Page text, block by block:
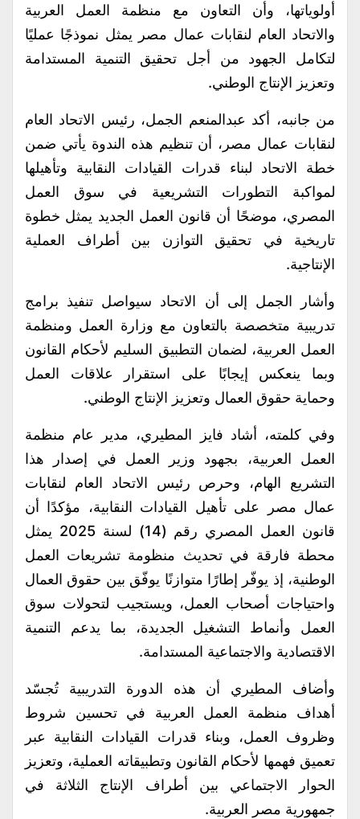
أولوياتها، وأن التعاون مع منظمة العمل العربية
والاتحاد العام لنقابات عمال مصر يمثل نموذجًا عمليًا
لتكامل الجهود من أجل تحقيق التنمية المستدامة
وتعزيز الإنتاج الوطني.
من جانبه، أكد عبدالمنعم الجمل، رئيس الاتحاد العام
لنقابات عمال مصر، أن تنظيم هذه الندوة يأتي ضمن
خطة الاتحاد لبناء قدرات القيادات النقابية وتأهيلها
لمواكبة التطورات التشريعية في سوق العمل
المصري، موضحًا أن قانون العمل الجديد يمثل خطوة
تاريخية في تحقيق التوازن بين أطراف العملية
الإنتاجية.
وأشار الجمل إلى أن الاتحاد سيواصل تنفيذ برامج
تدريبية متخصصة بالتعاون مع وزارة العمل ومنظمة
العمل العربية، لضمان التطبيق السليم لأحكام القانون
وبما ينعكس إيجابًا على استقرار علاقات العمل
وحماية حقوق العمال وتعزيز الإنتاج الوطني.
وفي كلمته، أشاد فايز المطيري، مدير عام منظمة
العمل العربية، بجهود وزير العمل في إصدار هذا
التشريع الهام، وحرص رئيس الاتحاد العام لنقابات
عمال مصر على تأهيل القيادات النقابية، مؤكدًا أن
قانون العمل المصري رقم (14) لسنة 2025 يمثل
محطة فارقة في تحديث منظومة تشريعات العمل
الوطنية، إذ يوفّر إطارًا متوازنًا يوفّق بين حقوق العمال
واحتياجات أصحاب العمل، ويستجيب لتحولات سوق
العمل وأنماط التشغيل الجديدة، بما يدعم التنمية
الاقتصادية والاجتماعية المستدامة.
وأضاف المطيري أن هذه الدورة التدريبية تُجسّد
أهداف منظمة العمل العربية في تحسين شروط
وظروف العمل، وبناء قدرات القيادات النقابية عبر
تعميق فهمها لأحكام القانون وتطبيقاته العملية، وتعزيز
الحوار الاجتماعي بين أطراف الإنتاج الثلاثة في
جمهورية مصر العربية.